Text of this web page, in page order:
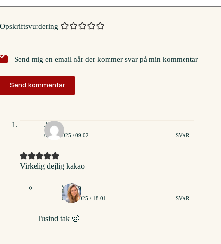
Opskriftsvurdering
Send mig en email når der kommer svar på min kommentar
Send kommentar
Jette
05/10/2025 / 09:02 SVAR
Virkelig dejlig kakao
Stinna
06/10/2025 / 18:01 SVAR
Tusind tak 🙂